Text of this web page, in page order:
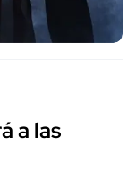
a las